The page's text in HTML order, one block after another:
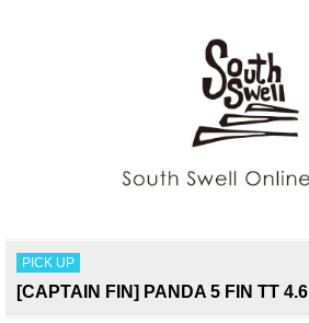
PICK UP
[CAPTAIN FIN] PANDA 5 FIN TT 4.6